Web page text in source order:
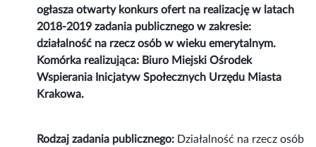
ogłasza otwarty konkurs ofert na realizację w latach
2018-2019 zadania publicznego w zakresie:
działalność na rzecz osób w wieku emerytalnym.
Komórka realizująca: Biuro Miejski Ośrodek
Wspierania Inicjatyw Społecznych Urzędu Miasta
Krakowa.
Rodzaj zadania publicznego: Działalność na rzecz osób